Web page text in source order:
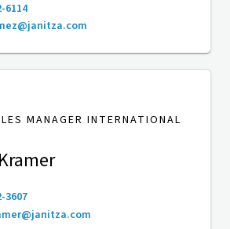
6114
MANAGER INTERNATIONAL
3607